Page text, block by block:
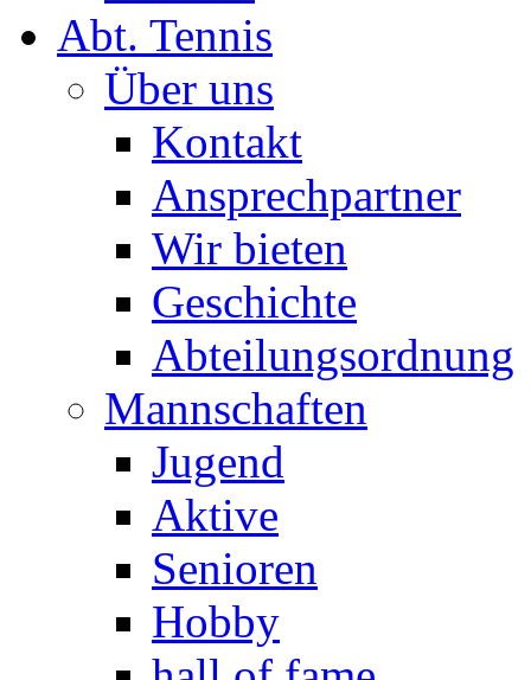
Abt. Tennis
Über uns
Kontakt
Ansprechpartner
Wir bieten
Geschichte
Abteilungsordnung
Mannschaften
Jugend
Aktive
Senioren
Hobby